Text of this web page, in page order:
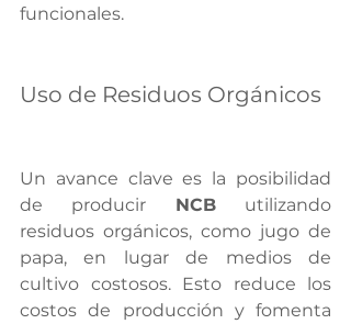
funcionales.
Uso de Residuos Orgánicos
Un avance clave es la posibilidad
de producir NCB utilizando
residuos orgánicos, como jugo de
papa, en lugar de medios de
cultivo costosos. Esto reduce los
costos de producción y fomenta